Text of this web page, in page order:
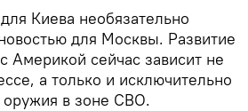
Киева необязательно
для Москвы. Развитие
Америкой сейчас зависит не
а только и исключительно
оружия в зоне СВО.